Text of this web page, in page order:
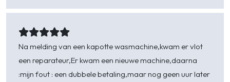
Na melding van een kapotte wasmachine,kwam er vlot
een reparateur,Er kwam een nieuwe machine,daarna
:mijn fout : een dubbele betaling,maar nog geen uur later